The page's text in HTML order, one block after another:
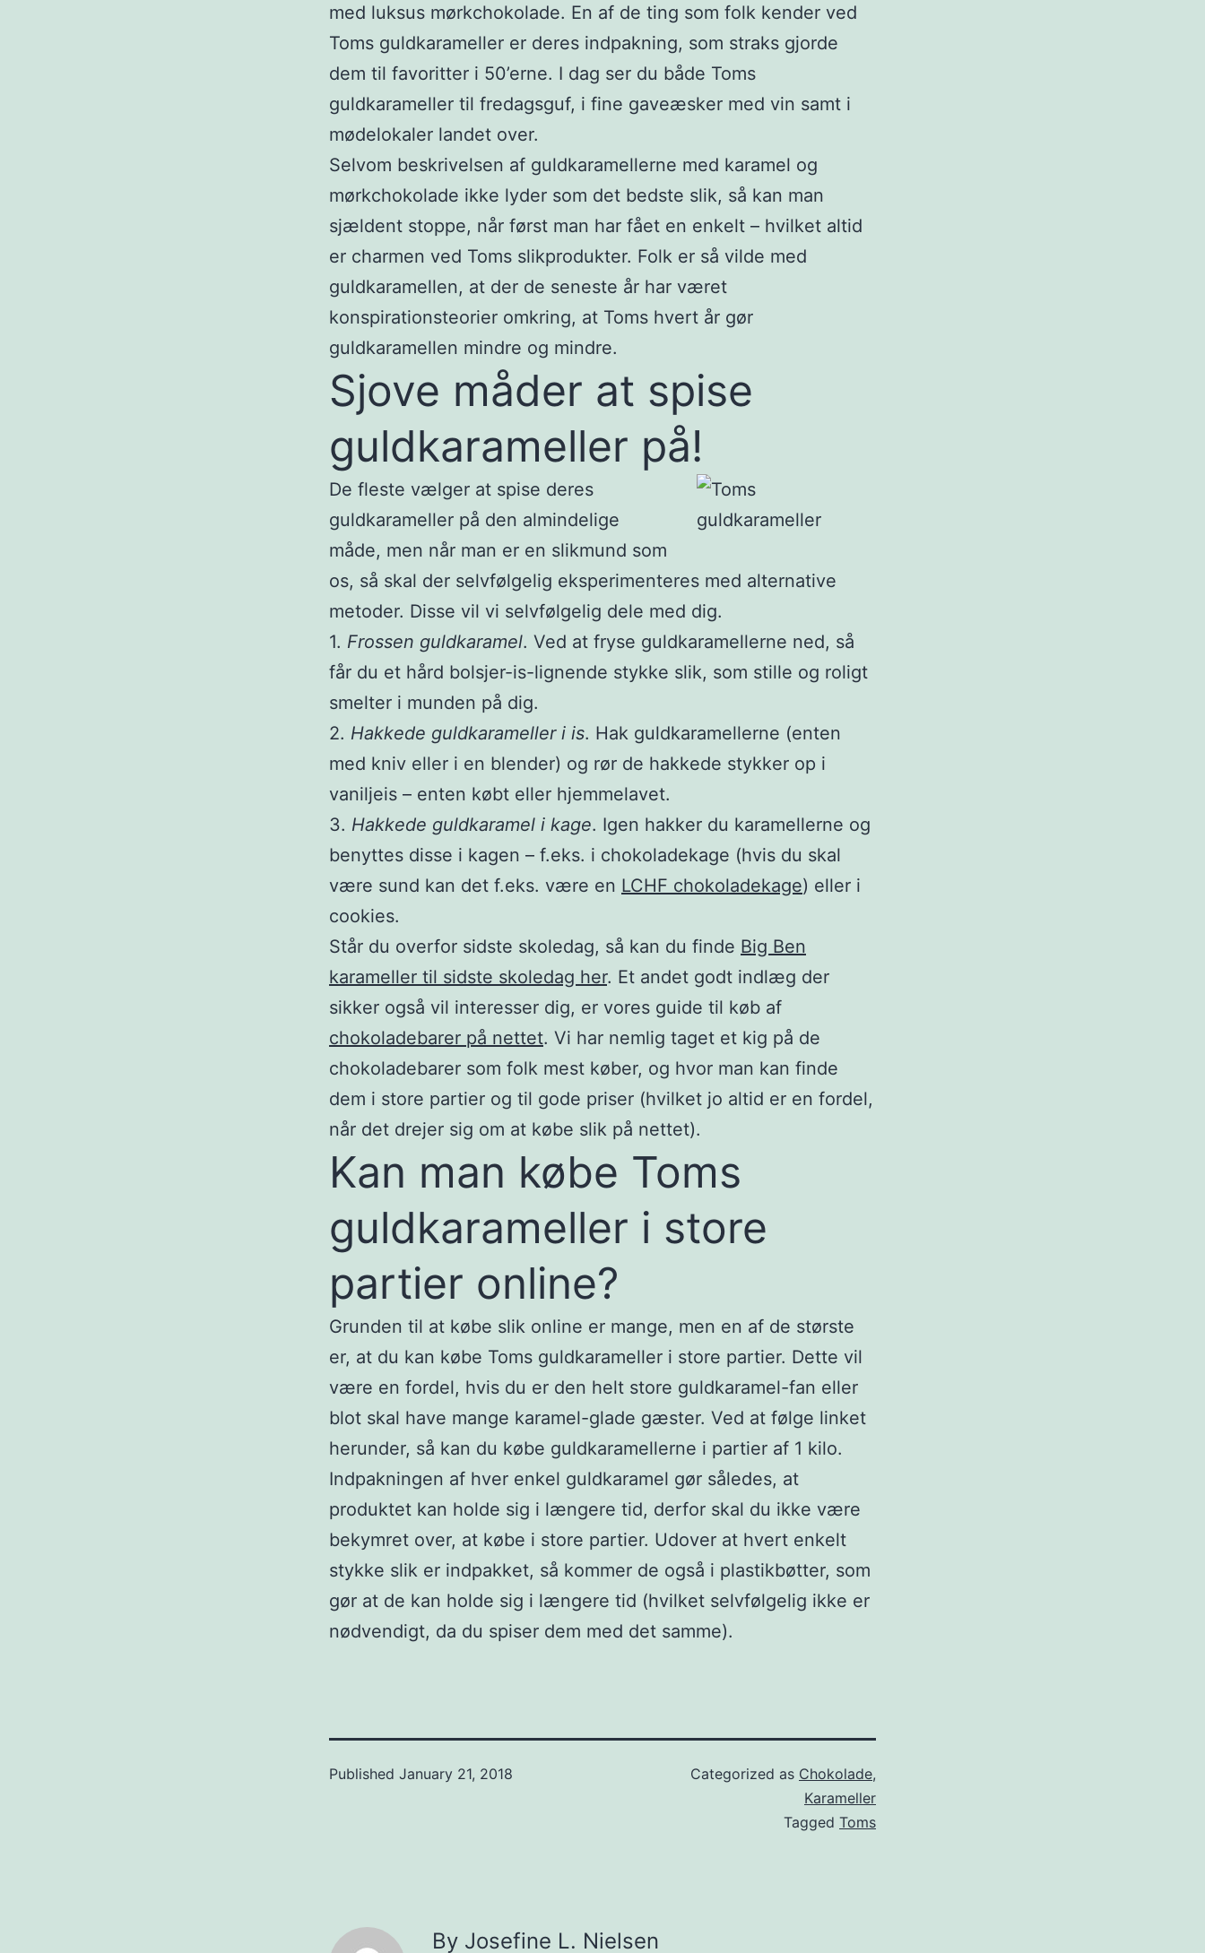
med luksus mørkchokolade. En af de ting som folk kender ved
Toms guldkarameller er deres indpakning, som straks gjorde
dem til favoritter i 50’erne. I dag ser du både Toms
guldkarameller til fredagsguf, i fine gaveæsker med vin samt i
mødelokaler landet over.
Selvom beskrivelsen af guldkaramellerne med karamel og
mørkchokolade ikke lyder som det bedste slik, så kan man
sjældent stoppe, når først man har fået en enkelt – hvilket altid
er charmen ved Toms slikprodukter. Folk er så vilde med
guldkaramellen, at der de seneste år har været
konspirationsteorier omkring, at Toms hvert år gør
guldkaramellen mindre og mindre.
Sjove måder at spise
guldkarameller på!
De fleste vælger at spise deres
guldkarameller på den almindelige
måde, men når man er en slikmund som
os, så skal der selvfølgelig eksperimenteres med alternative
metoder. Disse vil vi selvfølgelig dele med dig.
1. Frossen guldkaramel. Ved at fryse guldkaramellerne ned, så
får du et hård bolsjer-is-lignende stykke slik, som stille og roligt
smelter i munden på dig.
2. Hakkede guldkarameller i is. Hak guldkaramellerne (enten
med kniv eller i en blender) og rør de hakkede stykker op i
vaniljeis – enten købt eller hjemmelavet.
3. Hakkede guldkaramel i kage. Igen hakker du karamellerne og
benyttes disse i kagen – f.eks. i chokoladekage (hvis du skal
være sund kan det f.eks. være en LCHF chokoladekage) eller i
cookies.
Står du overfor sidste skoledag, så kan du finde Big Ben
karameller til sidste skoledag her. Et andet godt indlæg der
sikker også vil interesser dig, er vores guide til køb af
chokoladebarer på nettet. Vi har nemlig taget et kig på de
chokoladebarer som folk mest køber, og hvor man kan finde
dem i store partier og til gode priser (hvilket jo altid er en fordel,
når det drejer sig om at købe slik på nettet).
Kan man købe Toms
guldkarameller i store
partier online?
Grunden til at købe slik online er mange, men en af de største
er, at du kan købe Toms guldkarameller i store partier. Dette vil
være en fordel, hvis du er den helt store guldkaramel-fan eller
blot skal have mange karamel-glade gæster. Ved at følge linket
herunder, så kan du købe guldkaramellerne i partier af 1 kilo.
Indpakningen af hver enkel guldkaramel gør således, at
produktet kan holde sig i længere tid, derfor skal du ikke være
bekymret over, at købe i store partier. Udover at hvert enkelt
stykke slik er indpakket, så kommer de også i plastikbøtter, som
gør at de kan holde sig i længere tid (hvilket selvfølgelig ikke er
nødvendigt, da du spiser dem med det samme).
Published January 21, 2018 Categorized as Chokolade,
Karameller
Tagged Toms
By Josefine L. Nielsen